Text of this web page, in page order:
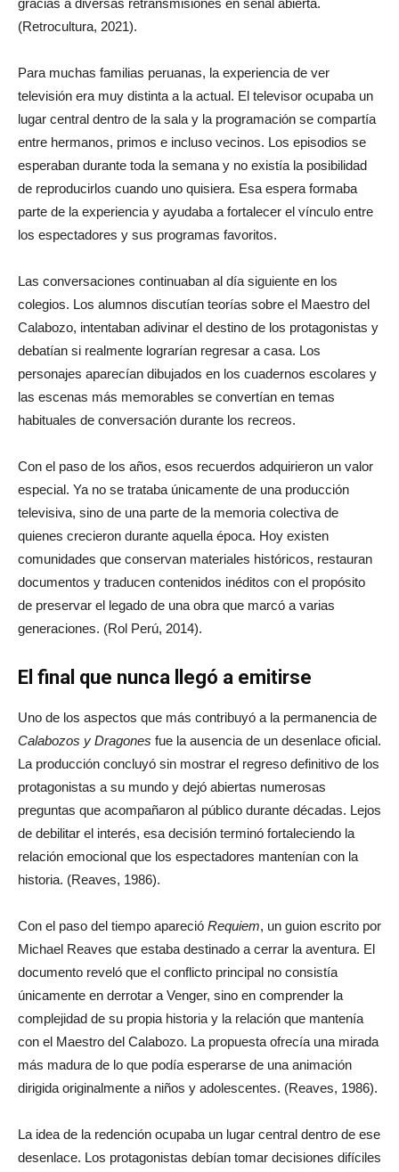
gracias a diversas retransmisiones en señal abierta.
(Retrocultura, 2021).
Para muchas familias peruanas, la experiencia de ver
televisión era muy distinta a la actual. El televisor ocupaba un
lugar central dentro de la sala y la programación se compartía
entre hermanos, primos e incluso vecinos. Los episodios se
esperaban durante toda la semana y no existía la posibilidad
de reproducirlos cuando uno quisiera. Esa espera formaba
parte de la experiencia y ayudaba a fortalecer el vínculo entre
los espectadores y sus programas favoritos.
Las conversaciones continuaban al día siguiente en los
colegios. Los alumnos discutían teorías sobre el Maestro del
Calabozo, intentaban adivinar el destino de los protagonistas y
debatían si realmente lograrían regresar a casa. Los
personajes aparecían dibujados en los cuadernos escolares y
las escenas más memorables se convertían en temas
habituales de conversación durante los recreos.
Con el paso de los años, esos recuerdos adquirieron un valor
especial. Ya no se trataba únicamente de una producción
televisiva, sino de una parte de la memoria colectiva de
quienes crecieron durante aquella época. Hoy existen
comunidades que conservan materiales históricos, restauran
documentos y traducen contenidos inéditos con el propósito
de preservar el legado de una obra que marcó a varias
generaciones. (Rol Perú, 2014).
El final que nunca llegó a emitirse
Uno de los aspectos que más contribuyó a la permanencia de
Calabozos y Dragones fue la ausencia de un desenlace oficial.
La producción concluyó sin mostrar el regreso definitivo de los
protagonistas a su mundo y dejó abiertas numerosas
preguntas que acompañaron al público durante décadas. Lejos
de debilitar el interés, esa decisión terminó fortaleciendo la
relación emocional que los espectadores mantenían con la
historia. (Reaves, 1986).
Con el paso del tiempo apareció Requiem, un guion escrito por
Michael Reaves que estaba destinado a cerrar la aventura. El
documento reveló que el conflicto principal no consistía
únicamente en derrotar a Venger, sino en comprender la
complejidad de su propia historia y la relación que mantenía
con el Maestro del Calabozo. La propuesta ofrecía una mirada
más madura de lo que podía esperarse de una animación
dirigida originalmente a niños y adolescentes. (Reaves, 1986).
La idea de la redención ocupaba un lugar central dentro de ese
desenlace. Los protagonistas debían tomar decisiones difíciles